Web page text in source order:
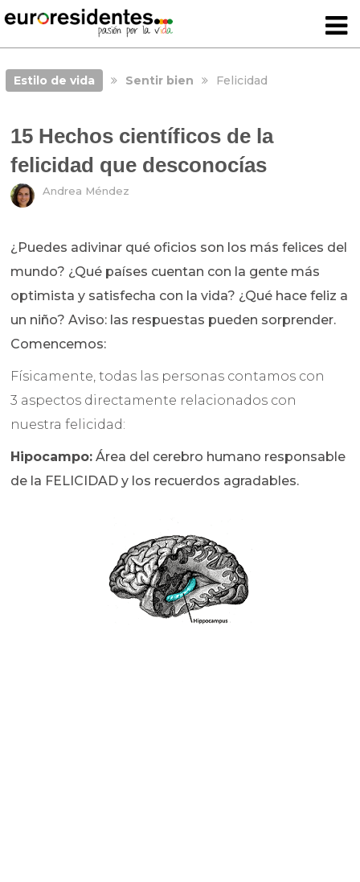
Estilo de vida Sentir bien Felicidad
15 Hechos científicos de la
felicidad que desconocías
Andrea Méndez
¿Puedes adivinar qué oficios son los más felices del
mundo? ¿Qué países cuentan con la gente más
optimista y satisfecha con la vida? ¿Qué hace feliz a
un niño? Aviso: las respuestas pueden sorprender.
Comencemos:
Físicamente, todas las personas contamos con
3 aspectos directamente relacionados con
nuestra felicidad:
Hipocampo: Área del cerebro humano responsable
de la FELICIDAD y los recuerdos agradables.